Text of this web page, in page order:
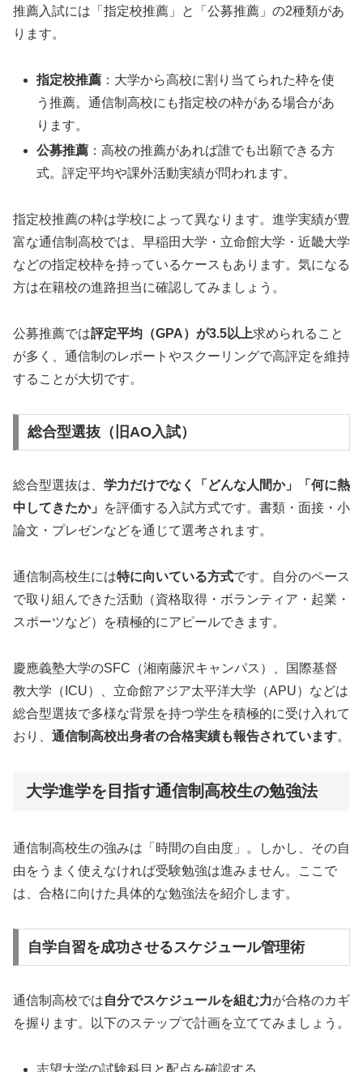
推薦入試には「指定校推薦」と「公募推薦」の2種類があ
ります。
指定校推薦 ：大学から高校に割り当てられた枠を使
う推薦。通信制高校にも指定校の枠がある場合があ
ります。
公募推薦 ：高校の推薦があれば誰でも出願できる方
式。評定平均や課外活動実績が問われます。
指定校推薦の枠は学校によって異なります。進学実績が豊
富な通信制高校では、早稲田大学・立命館大学・近畿大学
などの指定校枠を持っているケースもあります。気になる
方は在籍校の進路担当に確認してみましょう。
公募推薦では評定平均（GPA）が3.5以上求められること
が多く、通信制のレポートやスクーリングで高評定を維持
することが大切です。
総合型選抜（旧AO入試）
総合型選抜は、 学力だけでなく「どんな人間か」「何に熱
中してきたか」
を評価する入試方式です。書類・面接・小
論文・プレゼンなどを通じて選考されます。
通信制高校生には特に向いている方式です。自分のペース
で取り組んできた活動（資格取得・ボランティア・起業・
スポーツなど）を積極的にアピールできます。
慶應義塾大学のSFC（湘南藤沢キャンパス）、国際基督
教大学（ICU）、立命館アジア太平洋大学（APU）などは
総合型選抜で多様な背景を持つ学生を積極的に受け入れて
おり、 通信制高校出身者の合格実績も報告されています。
大学進学を目指す通信制高校生の勉強法
通信制高校生の強みは「時間の自由度」。しかし、その自
由をうまく使えなければ受験勉強は進みません。ここで
は、合格に向けた具体的な勉強法を紹介します。
自学自習を成功させるスケジュール管理術
通信制高校では自分でスケジュールを組む力が合格のカギ
を握ります。以下のステップで計画を立ててみましょう。
志望大学の試験科目と配点を確認する